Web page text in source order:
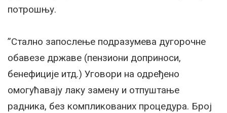
потрошњу.
”Стално запослење подразумева дугорочне
обавезе државе (пензиони доприноси,
бенефиције итд.) Уговори на одређено
омогућавају лаку замену и отпуштање
радника, без компликованих процедура. Број